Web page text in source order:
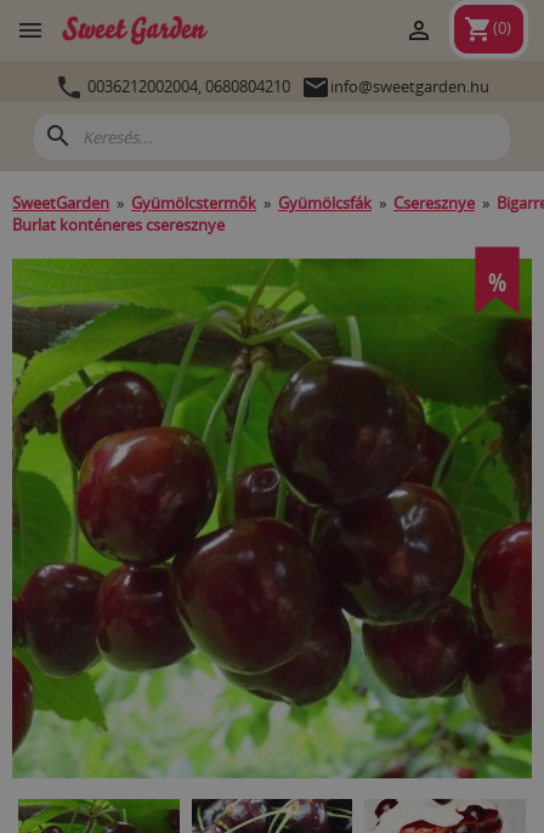
 shopping_cart(0)

 0036212002004, 0680804210 info@sweetgarden.hu
search
SweetGarden » Gyümölcstermők » Gyümölcsfák » Cseresznye »
Burlat konténeres cseresznye
%